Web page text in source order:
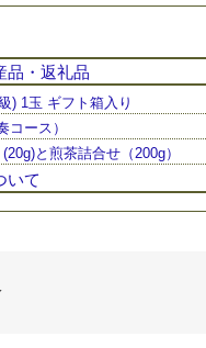
品・返礼品
) 1玉 ギフト箱入り
ース）
と煎茶詰合せ（200g）
いて